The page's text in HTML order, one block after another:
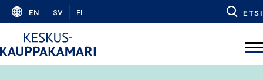
Skip
content
EN SV FI ETSI